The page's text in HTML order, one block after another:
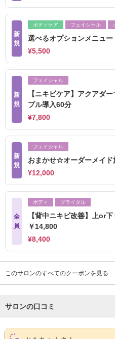
新
規
ボディケア フェイシャル
選べるオプションメニュー
¥5,500
新
規
フェイシャル
【ニキビケア】アクアダ
プル導入60分
¥7,800
新
規
フェイシャル
おまかせ☆オーダーメイド
¥12,000
全
員
ボディ ブライダル
【背中ニキビ改善】上or
￥14,800
¥8,400
このサロンのすべてのクーポンを見る
サロンの口コミ
サロンPick Up